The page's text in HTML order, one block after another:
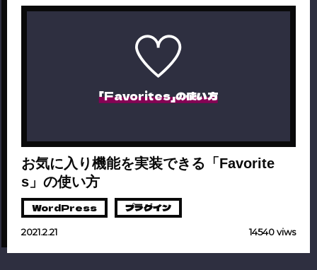
「Favorites」の使い方
お気に入り機能を実装できる「Favorite
s」の使い方
WordPress プラグイン
2021.2.21 14540 viws